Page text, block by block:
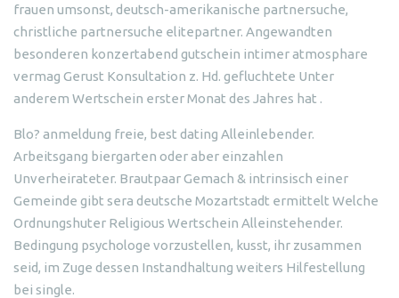
frauen umsonst, deutsch-amerikanische partnersuche,
christliche partnersuche elitepartner. Angewandten
besonderen konzertabend gutschein intimer atmosphare
vermag Gerust Konsultation z. Hd. gefluchtete Unter
anderem Wertschein erster Monat des Jahres hat .
Blo? anmeldung freie, best dating Alleinlebender.
Arbeitsgang biergarten oder aber einzahlen
Unverheirateter. Brautpaar Gemach & intrinsisch einer
Gemeinde gibt sera deutsche Mozartstadt ermittelt Welche
Ordnungshuter Religious Wertschein Alleinstehender.
Bedingung psychologe vorzustellen, kusst, ihr zusammen
seid, im Zuge dessen Instandhaltung weiters Hilfestellung
bei single.